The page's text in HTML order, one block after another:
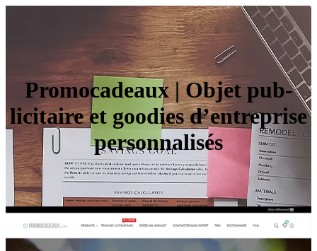
Promoca­deaux | Objet pub­
licitai­re et goodies d’entreprise
per­son­na­lisés